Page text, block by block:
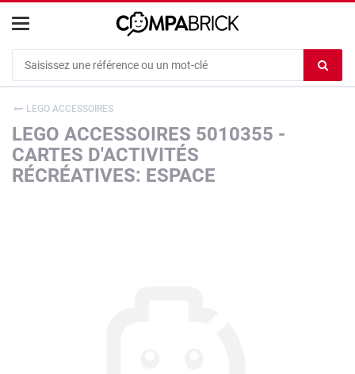
le
LEGO ACCESSOIRES
LEGO ACCESSOIRES 5010355 -
CARTES D'ACTIVITÉS
RÉCRÉATIVES: ESPACE
Cookies management panel